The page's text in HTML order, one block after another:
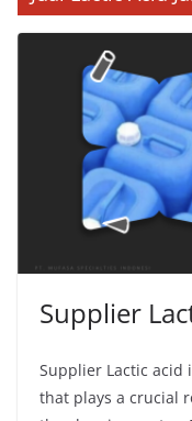
Supplier
Supplier Lactic acid
that plays a crucial